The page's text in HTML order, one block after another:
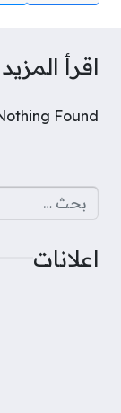
اقرأ
Found
البحث عن:
اعلانات